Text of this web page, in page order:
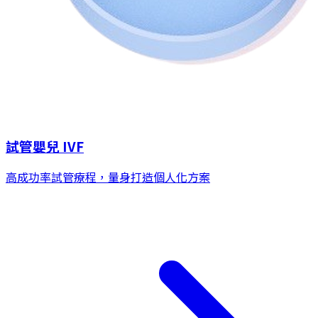
試管嬰兒 IVF
高成功率試管療程，量身打造個人化方案